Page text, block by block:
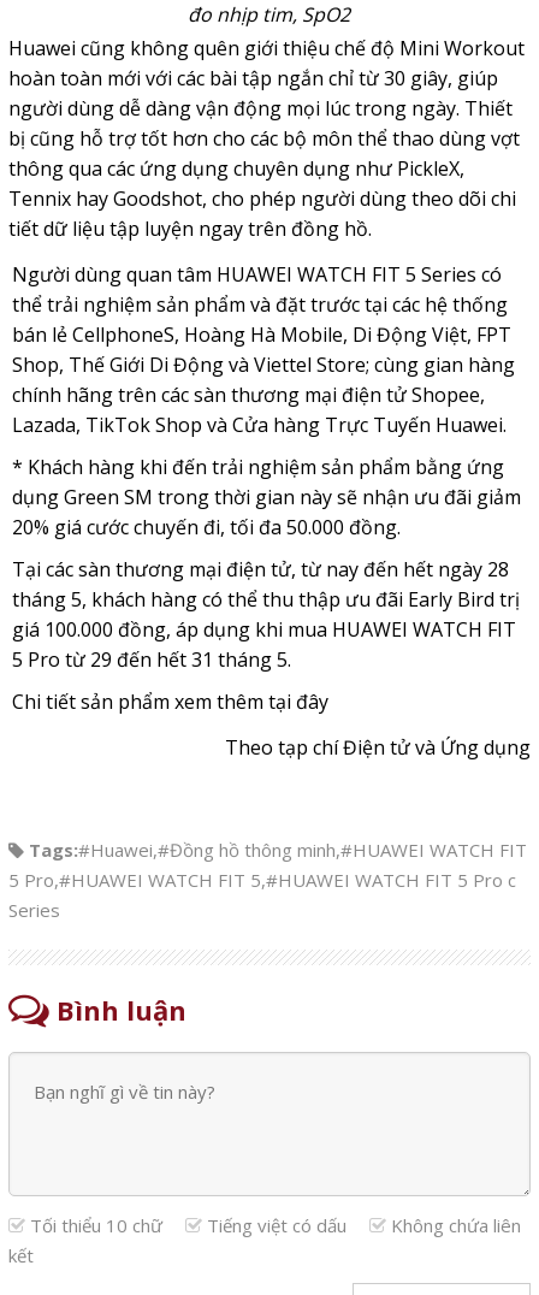
đo nhịp tim, SpO2
Huawei cũng không quên giới thiệu chế độ Mini Workout
hoàn toàn mới với các bài tập ngắn chỉ từ 30 giây, giúp
người dùng dễ dàng vận động mọi lúc trong ngày. Thiết
bị cũng hỗ trợ tốt hơn cho các bộ môn thể thao dùng vợt
thông qua các ứng dụng chuyên dụng như PickleX,
Tennix hay Goodshot, cho phép người dùng theo dõi chi
tiết dữ liệu tập luyện ngay trên đồng hồ.
Người dùng quan tâm HUAWEI WATCH FIT 5 Series có
thể trải nghiệm sản phẩm và đặt trước tại các hệ thống
bán lẻ CellphoneS, Hoàng Hà Mobile, Di Động Việt, FPT
Shop, Thế Giới Di Động và Viettel Store; cùng gian hàng
chính hãng trên các sàn thương mại điện tử Shopee,
Lazada, TikTok Shop và Cửa hàng Trực Tuyến Huawei.
* Khách hàng khi đến trải nghiệm sản phẩm bằng ứng
dụng Green SM trong thời gian này sẽ nhận ưu đãi giảm
20% giá cước chuyến đi, tối đa 50.000 đồng.
Tại các sàn thương mại điện tử, từ nay đến hết ngày 28
tháng 5, khách hàng có thể thu thập ưu đãi Early Bird trị
giá 100.000 đồng, áp dụng khi mua HUAWEI WATCH FIT
5 Pro từ 29 đến hết 31 tháng 5.
Chi tiết sản phẩm xem thêm tại đây
Theo tạp chí Điện tử và Ứng dụng
Tags:#Huawei,#Đồng hồ thông minh,#HUAWEI WATCH FIT
5 Pro,#HUAWEI WATCH FIT 5,#HUAWEI WATCH FIT 5 Pro c
Series
Bình luận
Tối thiểu 10 chữ Tiếng việt có dấu
Không chứa liên
kết